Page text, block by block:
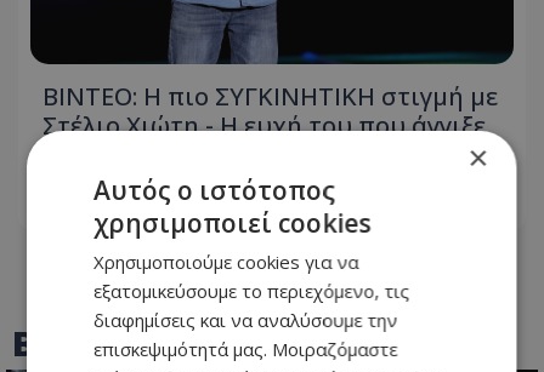
ΒΙΝΤΕΟ: Η πιο ΣΥΓΚΙΝΗΤΙΚΗ στιγμή με
Στέλιο Χιώτη - Η ευχή του που άγγιξε
05.08.2026 - 09:29
BEST OFTOTHEMAONLINE
×
Αυτός ο ιστότοπος
χρησιμοποιεί cookies
Χρησιμοποιούμε cookies για να
εξατομικεύσουμε το περιεχόμενο, τις
διαφημίσεις και να αναλύσουμε την
επισκεψιμότητά μας. Μοιραζόμαστε